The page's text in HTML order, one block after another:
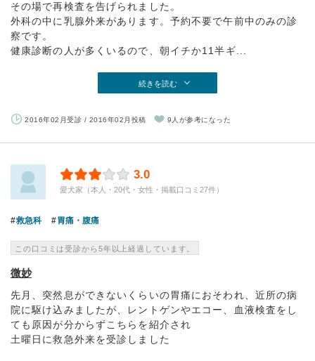
その場で再検査を告げられました。
外科の中に乳腺外来があります。予約不要で午前中のみの診
察です。
健康診断の人が多くいるので、朝イチか11半ギ...
続きを読む
2016年02月受診 / 2016年02月投稿 9人が参考になった
3.0
愛犬家（本人・20代・女性・掲載口コミ27件）
救急科 胃痛・腹痛
この口コミは受診から5年以上経過しています。
微妙
先月、突然息ができないくらいの胃痛におそわれ、近所の病
院に駆け込みましたが、レントゲンやエコー、血液検査をし
ても原因が分からずこちらを紹介され
土曜日に救急外来を受診しました